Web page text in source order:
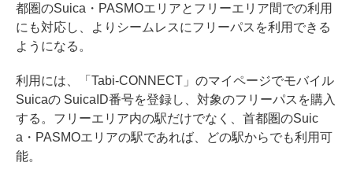
都圏のSuica・PASMOエリアとフリーエリア間での利用
にも対応し、よりシームレスにフリーパスを利用できる
ようになる。
利用には、「Tabi-CONNECT」のマイページでモバイル
Suicaの SuicaID番号を登録し、対象のフリーパスを購入
する。フリーエリア内の駅だけでなく、首都圏のSuic
a・PASMOエリアの駅であれば、どの駅からでも利用可
能。